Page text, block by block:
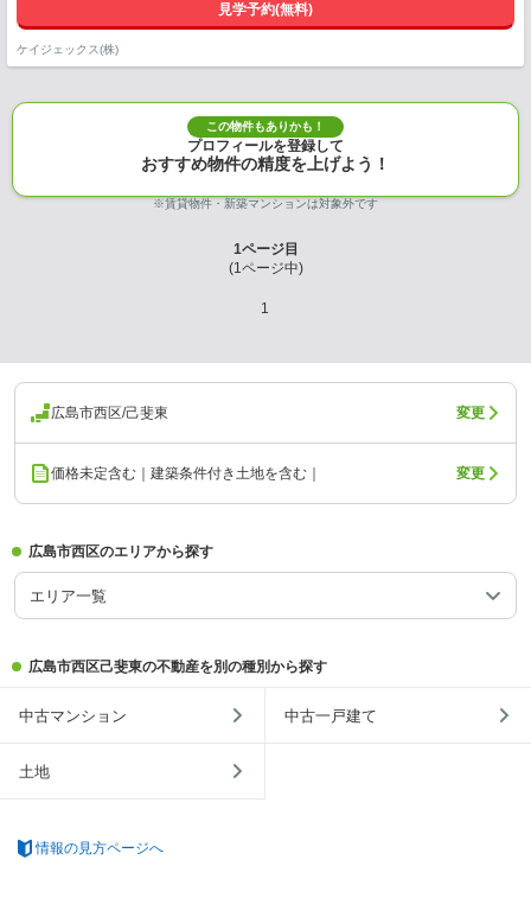
見学予約(無料)
ケイジェックス(株)
この物件もありかも！
プロフィールを登録して
おすすめ物件の精度を上げよう！
※賃貸物件・新築マンションは対象外です
1ページ目
(1ページ中)
1
広島市西区/己斐東 変更
価格未定含む｜建築条件付き土地を含む｜ 変更
広島市西区のエリアから探す
エリア一覧
広島市西区己斐東の不動産を別の種別から探す
中古マンション 中古一戸建て
土地
情報の見方ページへ